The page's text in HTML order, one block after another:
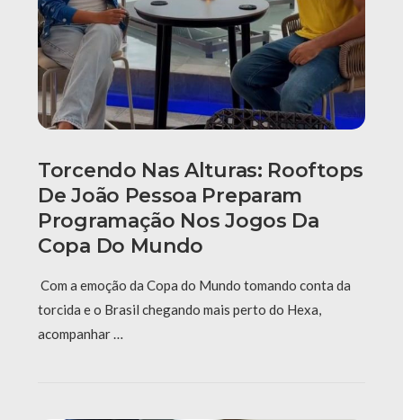
Torcendo Nas Alturas: Rooftops
De João Pessoa Preparam
Programação Nos Jogos Da
Copa Do Mundo
Com a emoção da Copa do Mundo tomando conta da
torcida e o Brasil chegando mais perto do Hexa,
acompanhar …